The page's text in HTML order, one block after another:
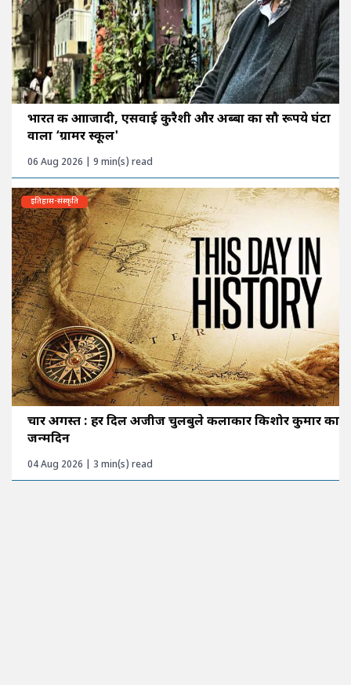
भारत की आाजादी, एसवाई कुरैशी और अब्बा का सौ रूपये घंटा
वाला ‘ग्रामर स्कूल'
06 Aug 2026 | 9 min(s) read
इतिहास-संस्कृति
चार अगस्त : हर दिल अजीज चुलबुले कलाकार किशोर कुमार का
जन्मदिन
04 Aug 2026 | 3 min(s) read